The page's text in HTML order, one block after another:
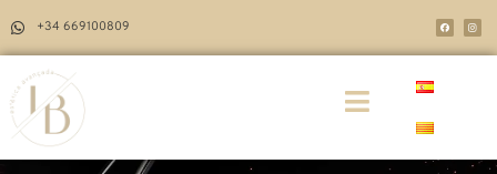
+34 669100809